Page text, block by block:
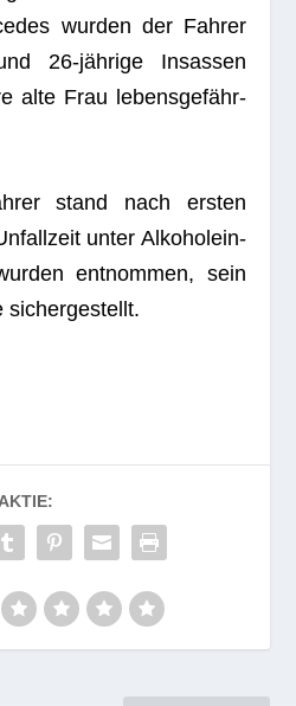
wur­den der Fah­rer
26-jäh­rige Insas­sen
alte Frau lebens­ge­fähr­
stand nach ers­ten
unter Alko­hol­ein­
ent­nom­men, sein
sichergestellt.
AKTIE: